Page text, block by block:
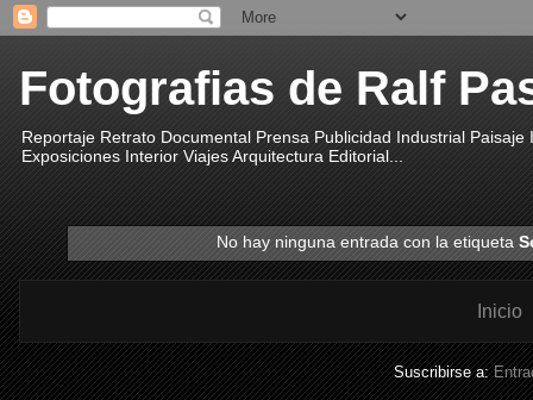
Fotografias de Ralf
Reportaje Retrato Documental Prensa Publicidad Industrial
Exposiciones Interior Viajes Arquitectura Editorial...
No hay ninguna entrada con la etiqueta
Inicio
Suscribirse a: